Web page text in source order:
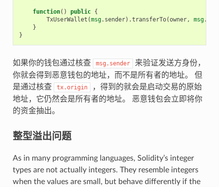
function() public {
TxUserWallet (msg. sender).transferTo(owner, msg.
}
}
如果你的钱包通过核查 msg.sender
来验证发送方身份，
你就会得到恶意钱包的地址，而不是所有者的地址。 但
是通过核查
tx.origin
，得到的就会是启动交易的原始
地址，它仍然会是所有者的地址。 恶意钱包会立即将你
的资金抽出。
整型溢出问题
As in many programming languages, Solidity’s integer
types are not actually integers. They resemble integers
when the values are small, but behave differently if the